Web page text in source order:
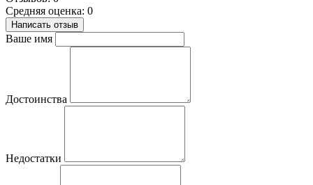
Средняя оценка: 0
Написать отзыв
Ваше имя
Достоинства
Недостатки